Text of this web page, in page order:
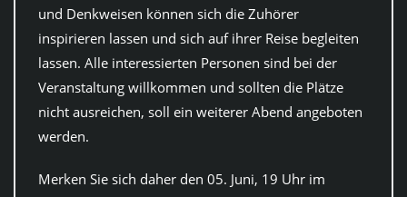
und Denkweisen können sich die Zuhörer
inspirieren lassen und sich auf ihrer Reise begleiten
lassen. Alle interessierten Personen sind bei der
Veranstaltung willkommen und sollten die Plätze
nicht ausreichen, soll ein weiterer Abend angeboten
werden.
Merken Sie sich daher den 05. Juni, 19 Uhr im